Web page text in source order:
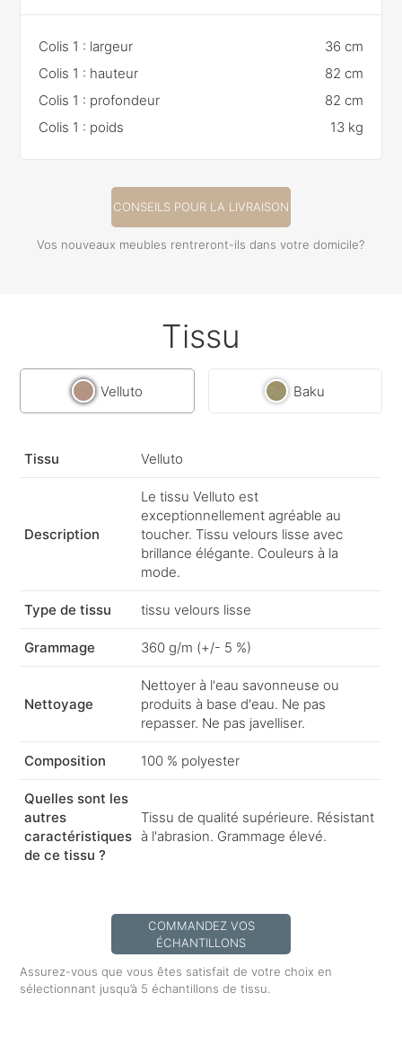
Colis 1 : largeur
36 cm
Colis 1 : hauteur
82 cm
Colis 1 : profondeur
82 cm
Colis 1 : poids
13 kg
CONSEILS POUR LA LIVRAISON
Vos nouveaux meubles rentreront-ils dans votre domicile?
Tissu
Velluto Baku
Tissu Velluto
Description
Le tissu Velluto est
exceptionnellement agréable au
toucher. Tissu velours lisse avec
brillance élégante. Couleurs à la
mode.
Type de tissu tissu velours lisse
Grammage 360 g/m (+/- 5 %)
Nettoyage
Nettoyer à l'eau savonneuse ou
produits à base d'eau. Ne pas
repasser. Ne pas javelliser.
Composition 100 % polyester
Quelles sont les
autres
caractéristiques
de ce tissu ?
Tissu de qualité supérieure. Résistant
à l'abrasion. Grammage élevé.
COMMANDEZ VOS
ÉCHANTILLONS
Assurez-vous que vous êtes satisfait de votre choix en
sélectionnant jusqu’à 5 échantillons de tissu.